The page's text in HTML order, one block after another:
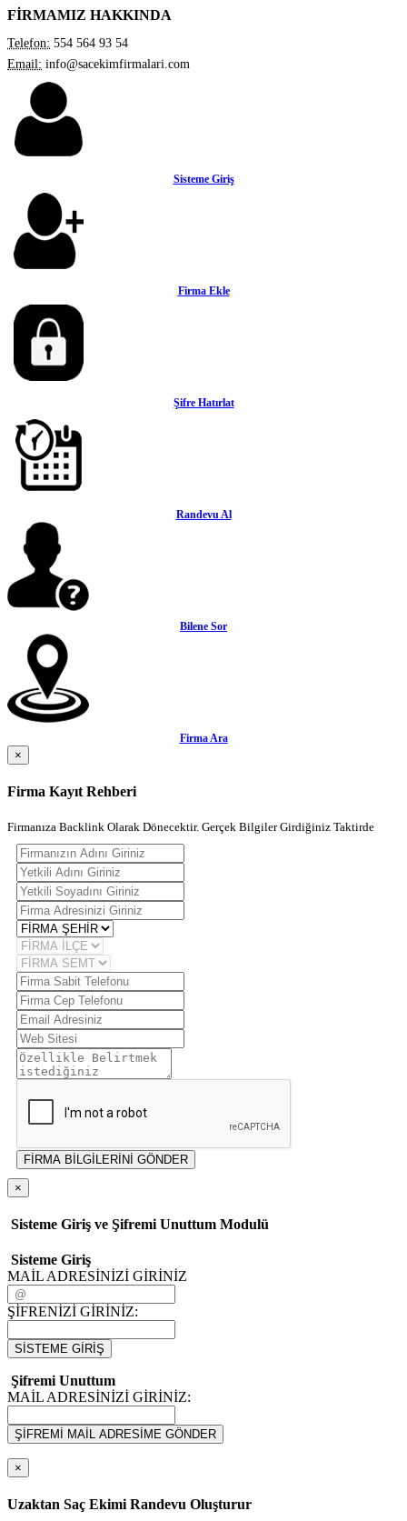
FİRMAMIZ HAKKINDA
Telefon: 554 564 93 54
Email: info@sacekimfirmalari.com
Sisteme Giriş
Firma Ekle
Şifre Hatırlat
Randevu Al
Bilene Sor
Firma Ara
×
Firma Kayıt Rehberi
Firmanıza Backlink Olarak Dönecektir. Gerçek Bilgiler Girdiğiniz Taktirde
FİRMA BİLGİLERİNİ GÖNDER
×
Sisteme Giriş ve Şifremi Unuttum Modulü
Sisteme Giriş
MAİL ADRESİNİZİ GİRİNİZ
ŞİFRENİZİ GİRİNİZ:
SİSTEME GİRİŞ
Şifremi Unuttum
MAİL ADRESİNİZİ GİRİNİZ:
ŞİFREMİ MAİL ADRESİME GÖNDER
×
Uzaktan Saç Ekimi Randevu Oluşturur